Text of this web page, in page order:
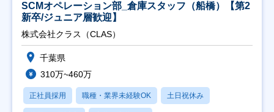
SCMオペレーション部_倉庫スタッフ（船橋）【第2
新卒/ジュニア層歓迎】
株式会社クラス（CLAS）
千葉県
310万~460万
正社員採用 職種・業界未経験OK 土日祝休み